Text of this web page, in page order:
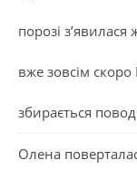
порозі
вже зовсім
збирається
Олена